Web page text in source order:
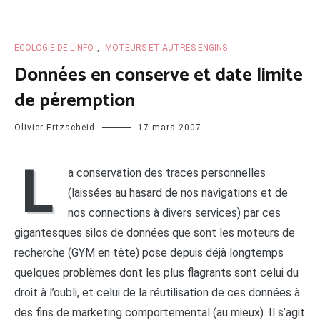
ECOLOGIE DE L'INFO MOTEURS ET AUTRES ENGINS
Données en conserve et date limite
de péremption
Olivier Ertzscheid 17 mars 2007
L
a conservation des traces personnelles
(laissées au hasard de nos navigations et de
nos connections à divers services) par ces
gigantesques silos de données que sont les moteurs de
recherche (GYM en tête) pose depuis déjà longtemps
quelques problèmes dont les plus flagrants sont celui du
droit à l’oubli, et celui de la réutilisation de ces données à
des fins de marketing comportemental (au mieux). Il s’agit